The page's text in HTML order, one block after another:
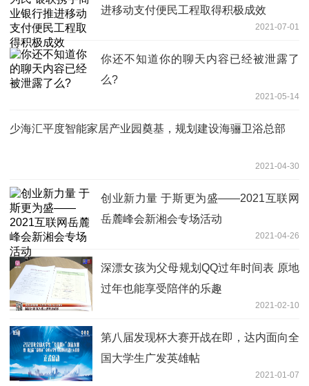
进移动支付便民工程取得积极成效
2021-07-01
你还不知道你的聊天内容已经被泄露了
么?
2021-05-14
少海汇平度智能家居产业园奠基，规划建设海骊卫浴总部
2021-04-30
创业新力量 于斯更为盛——2021互联网
岳麓峰会新湘会专场活动
2021-04-26
深漂女孩为父母规划QQ过年时间表 原地
过年也能享受陪伴的乐趣
2021-02-10
第八届发现杯大赛开战在即，达内面向全
国大学生广发英雄帖
2021-01-07